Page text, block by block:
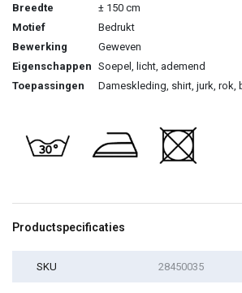
Breedte
± 150 cm
Motief
Bedrukt
Bewerking
Geweven
Eigenschappen Soepel, licht, ademend
Toepassingen
Dameskleding, shirt, jurk, rok,
Productspecificaties
SKU 28450035